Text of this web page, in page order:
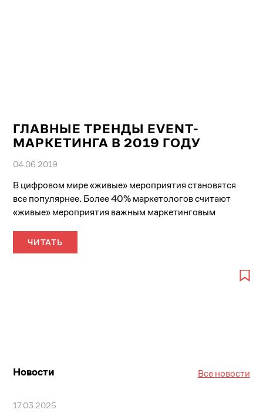
ГЛАВНЫЕ ТРЕНДЫ EVENT-
МАРКЕТИНГА В 2019 ГОДУ
04.06.2019
В цифровом мире «живые» мероприятия становятся
все популярнее. Более 40% маркетологов считают
«живые» мероприятия важным маркетинговым
более...
ЧИТАТЬ
Новости Все новости
17.03.2025